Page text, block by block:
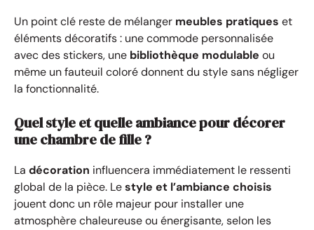
Un point clé reste de mélanger meubles pratiques et
éléments décoratifs : une commode personnalisée
avec des stickers, une bibliothèque modulable ou
même un fauteuil coloré donnent du style sans négliger
la fonctionnalité.
Quel style et quelle ambiance pour décorer
une chambre de fille ?
La décoration influencera immédiatement le ressenti
global de la pièce. Lestyle et l’ambiance choisis
jouent donc un rôle majeur pour installer une
atmosphère chaleureuse ou énergisante, selon les